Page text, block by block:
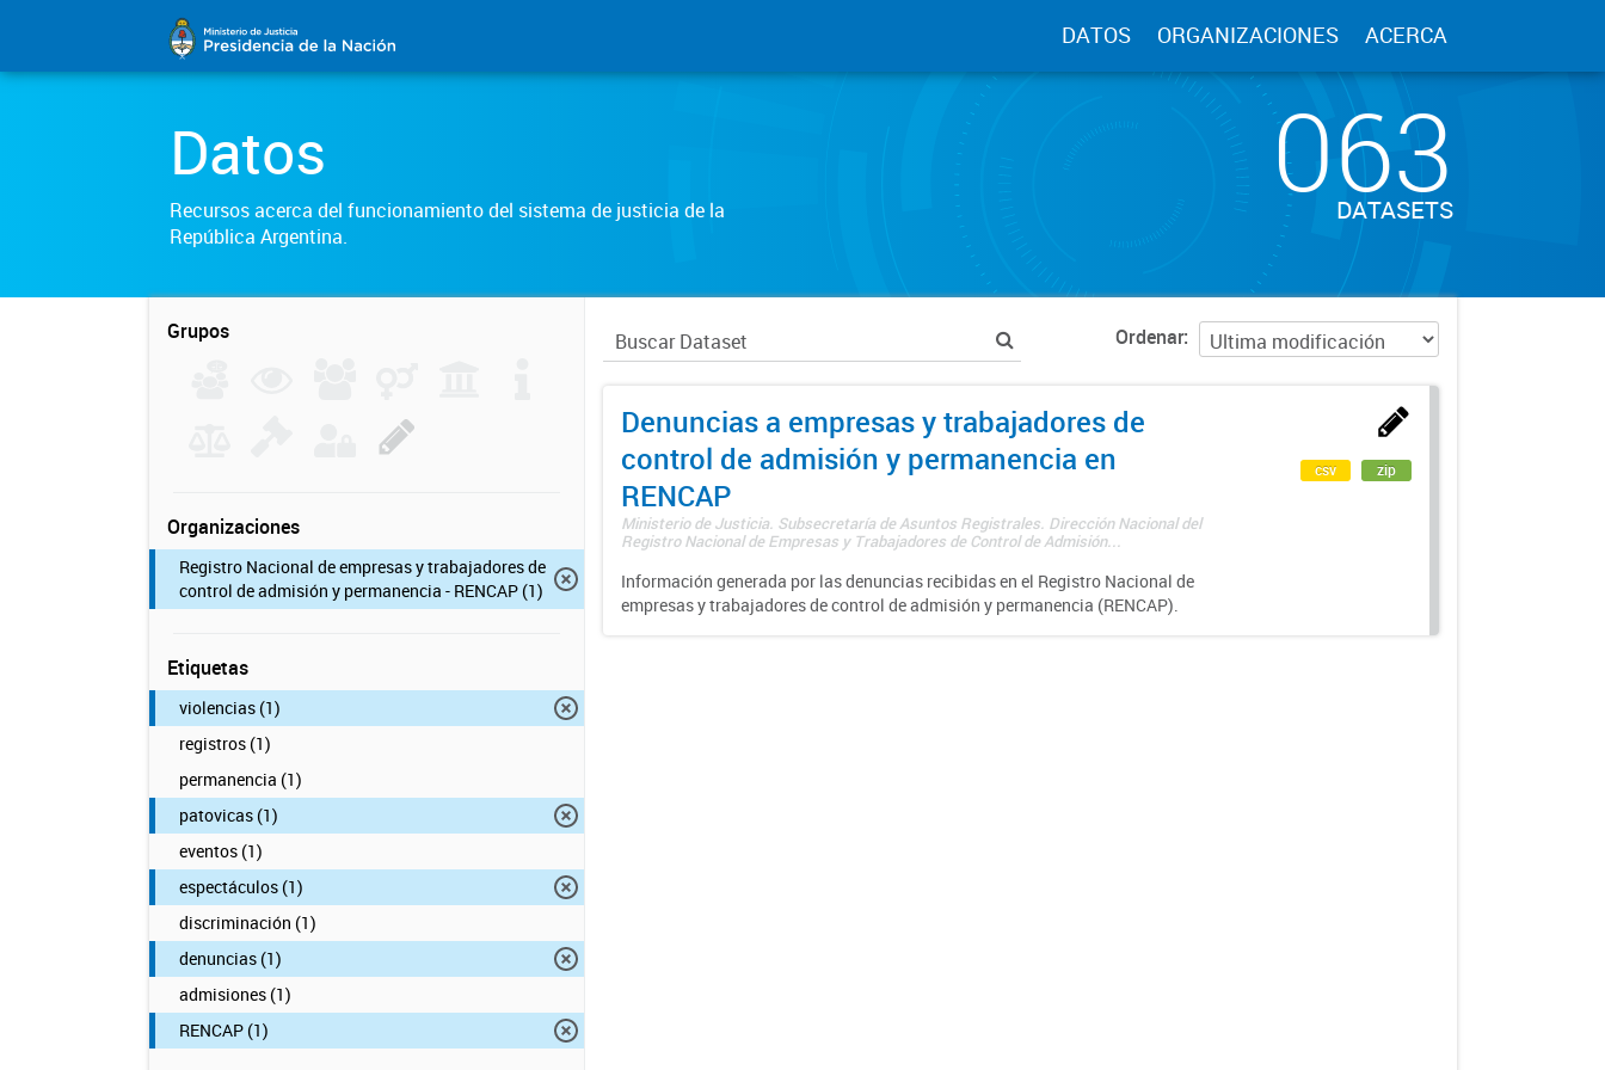
DATOS ORGANIZACIONES ACERCA
Datos
Recursos acerca del funcionamiento del sistema de justicia de la
República Argentina.
063
DATASETS
Grupos
Organizaciones
Registro Nacional de empresas y trabajadores de
control de admisión y permanencia - RENCAP (1)
Etiquetas
violencias (1)
registros (1)
permanencia (1)
patovicas (1)
eventos (1)
espectáculos (1)
discriminación (1)
denuncias (1)
admisiones (1)
RENCAP (1)
Ordenar
Denuncias a empresas y trabajadores de
control de admisión y permanencia en
RENCAP
Ministerio de Justicia. Subsecretaría de Asuntos Registrales. Dirección Nacional del
Registro Nacional de Empresas y Trabajadores de Control de Admisión...
Información generada por las denuncias recibidas en el Registro Nacional de
empresas y trabajadores de control de admisión y permanencia (RENCAP).
csv zip